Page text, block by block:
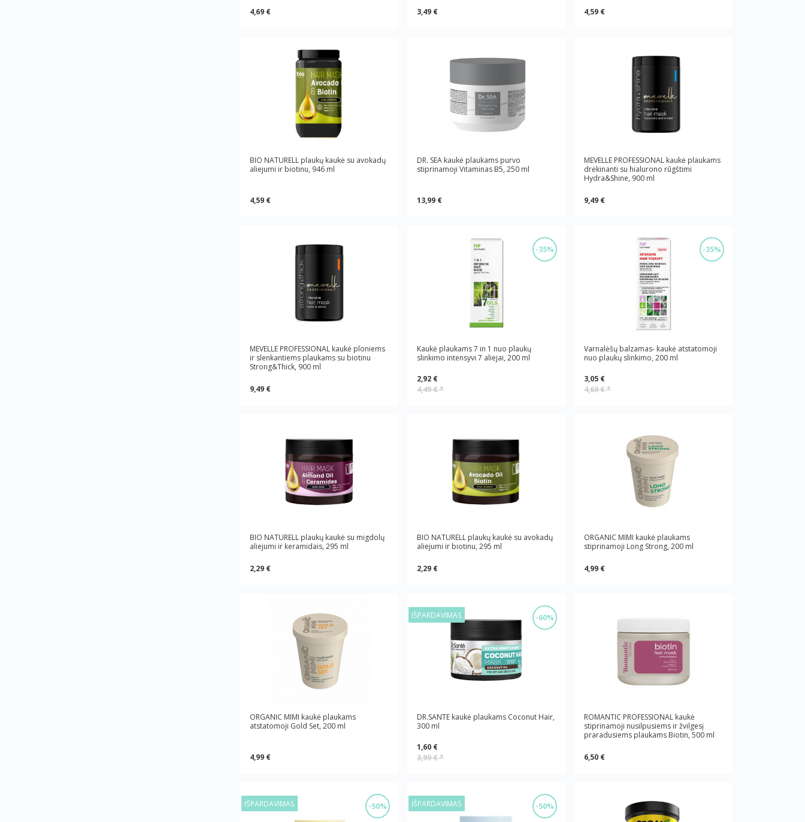
4,69 € 3,49 € 4,59 €
BIO NATURELL plaukų kaukė su avokadų
aliejumi ir biotinu, 946 ml
4,59 €
DR. SEA kaukė plaukams purvo
stiprinamoji Vitaminas B5, 250 ml
13,99 €
MEVELLE PROFESSIONAL kaukė plaukams
drėkinanti su hialurono rūgštimi
Hydra&Shine, 900 ml
9,49 €
MEVELLE PROFESSIONAL kaukė ploniems
ir slenkantiems plaukams su biotinu
Strong&Thick, 900 ml
9,49 €
-35%
Kaukė plaukams 7 in 1 nuo plaukų
slinkimo intensyvi 7 aliejai, 200 ml
2,92 €
4,49 €*
-35%
Varnalėšų balzamas- kaukė atstatomoji
nuo plaukų slinkimo, 200 ml
3,05 €
4,69 €*
BIO NATURELL plaukų kaukė su migdolų
aliejumi ir keramidais, 295 ml
2,29 €
BIO NATURELL plaukų kaukė su avokadų
aliejumi ir biotinu, 295 ml
2,29 €
ORGANIC MIMI kaukė plaukams
stiprinamoji Long Strong, 200 ml
4,99 €
ORGANIC MIMI kaukė plaukams
atstatomoji Gold Set, 200 ml
4,99 €
-60%
IŠPARDAVIMAS
DR.SANTE kaukė plaukams Coconut Hair,
300 ml
1,60 €
3,99 €*
ROMANTIC PROFESSIONAL kaukė
stiprinamoji nusilpusiems ir žvilgesį
praradusiems plaukams Biotin, 500 ml
6,50 €
-50%
IŠPARDAVIMAS -50%
IŠPARDAVIMAS